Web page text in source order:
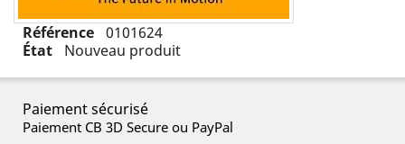
Référence 0101624
État
Nouveau produit
Paiement sécurisé
Paiement CB 3D Secure ou PayPal